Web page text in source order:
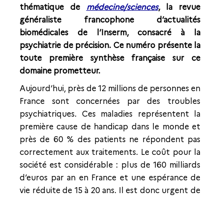
thématique de médecine/sciences,
la revue
généraliste francophone d’actualités
biomédicales de l’Inserm, consacré à la
psychiatrie de précision. Ce numéro présente la
toute première synthèse française sur ce
domaine prometteur.
Aujourd’hui, près de 12 millions de personnes en
France sont concernées par des troubles
psychiatriques. Ces maladies représentent la
première cause de handicap dans le monde et
près de 60 % des patients ne répondent pas
correctement aux traitements. Le coût pour la
société est considérable : plus de 160 milliards
d’euros par an en France et une espérance de
vie réduite de 15 à 20 ans. Il est donc urgent de